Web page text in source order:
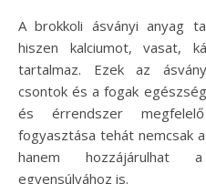
A brokkoli ásványi anyag
hiszen kalciumot, vasat,
tartalmaz. Ezek az
csontok és a fogak
és érrendszer
fogyasztása tehát nemcsak
hanem hozzájárulhat
egyensúlyához is.